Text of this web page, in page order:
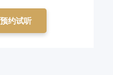
预约试听